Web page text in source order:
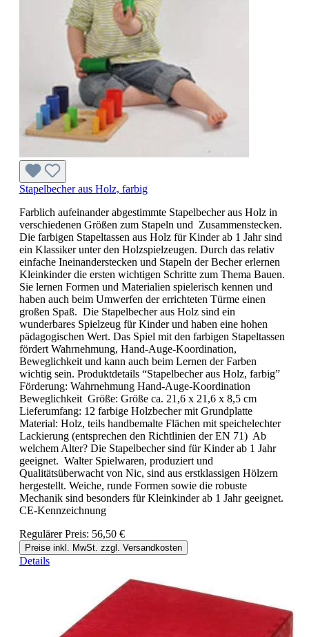
Stapelbecher aus Holz, farbig
Farblich aufeinander abgestimmte Stapelbecher aus Holz in
verschiedenen Größen zum Stapeln und Zusammenstecken.
Die farbigen Stapeltassen aus Holz für Kinder ab 1 Jahr sind
ein Klassiker unter den Holzspielzeugen. Durch das relativ
einfache Ineinanderstecken und Stapeln der Becher erlernen
Kleinkinder die ersten wichtigen Schritte zum Thema Bauen.
Sie lernen Formen und Materialien spielerisch kennen und
haben auch beim Umwerfen der errichteten Türme einen
großen Spaß. Die Stapelbecher aus Holz sind ein
wunderbares Spielzeug für Kinder und haben eine hohen
pädagogischen Wert. Das Spiel mit den farbigen Stapeltassen
fördert Wahrnehmung, Hand-Auge-Koordination,
Beweglichkeit und kann auch beim Lernen der Farben
wichtig sein. Produktdetails “Stapelbecher aus Holz, farbig”
Förderung: Wahrnehmung Hand-Auge-Koordination
Beweglichkeit Größe: Größe ca. 21,6 x 21,6 x 8,5 cm
Lieferumfang: 12 farbige Holzbecher mit Grundplatte
Material: Holz, teils handbemalte Flächen mit speichelechter
Lackierung (entsprechen den Richtlinien der EN 71) Ab
welchem Alter? Die Stapelbecher sind für Kinder ab 1 Jahr
geeignet. Walter Spielwaren, produziert und
Qualitätsüberwacht von Nic, sind aus erstklassigen Hölzern
hergestellt. Weiche, runde Formen sowie die robuste
Mechanik sind besonders für Kleinkinder ab 1 Jahr geeignet.
CE-Kennzeichnung
Regulärer Preis: 56,50 €
Preise inkl. MwSt. zzgl. Versandkosten
Details